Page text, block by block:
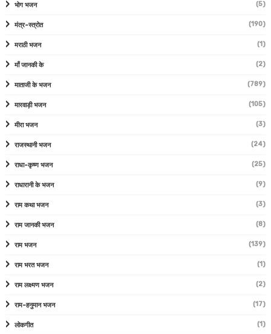
भोग भजन (5)
मंत्र-स्त्रोत (190)
मराठी भजन (1)
माँ जानकी के (2)
माताजी के भजन (789)
मारवाड़ी भजन (105)
मीरा भजन (3)
राजस्थानी भजन (24)
राधा-कृष्ण भजन (25)
राधारानी के भजन (9)
राम कथा भजन (3)
राम जानकी भजन (8)
राम भजन (139)
राम भरत भजन (1)
राम लक्ष्मण भजन (2)
राम-हनुमान भजन (17)
लोकगीत (1)